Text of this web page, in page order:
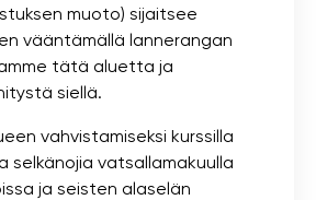
muoto) sijaitsee
vääntämällä lannerangan
tätä aluetta ja
siellä.
vahvistamiseksi kurssilla
selkänojia vatsallamakuulla
ja seisten alaselän